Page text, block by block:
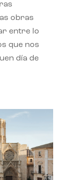
obras
entre lo
que nos
día de